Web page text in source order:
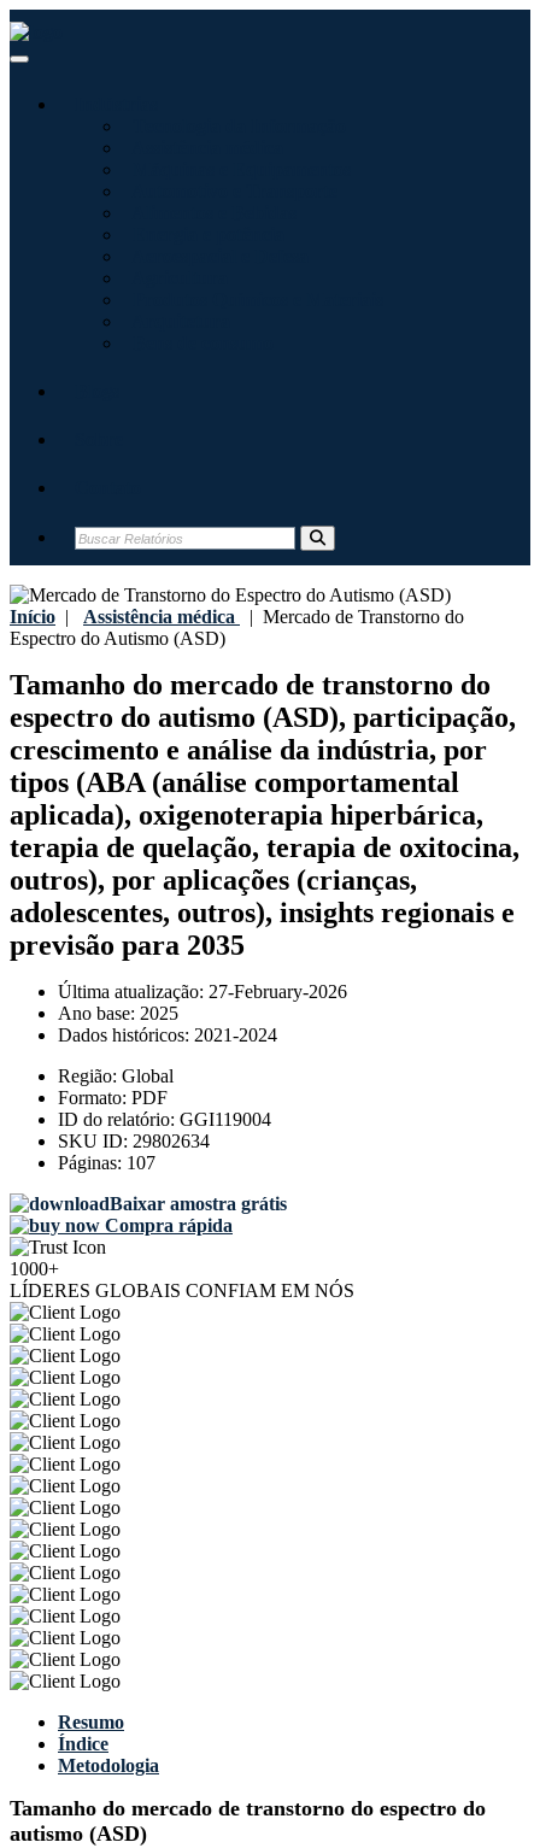
Início | Assistência médica | Mercado de Transtorno do
Espectro do Autismo (ASD)
Tamanho do mercado de transtorno do
espectro do autismo (ASD), participação,
crescimento e análise da indústria, por
tipos (ABA (análise comportamental
aplicada), oxigenoterapia hiperbárica,
terapia de quelação, terapia de oxitocina,
outros), por aplicações (crianças,
adolescentes, outros), insights regionais e
previsão para 2035
Última atualização: 27-February-2026
Ano base: 2025
Dados históricos: 2021-2024
Região: Global
Formato: PDF
ID do relatório: GGI119004
SKU ID: 29802634
Páginas: 107
Baixar amostra grátis
Compra rápida
1000+
LÍDERES GLOBAIS CONFIAM EM NÓS
Resumo
Índice
Metodologia
Tamanho do mercado de transtorno do espectro do
autismo (ASD)